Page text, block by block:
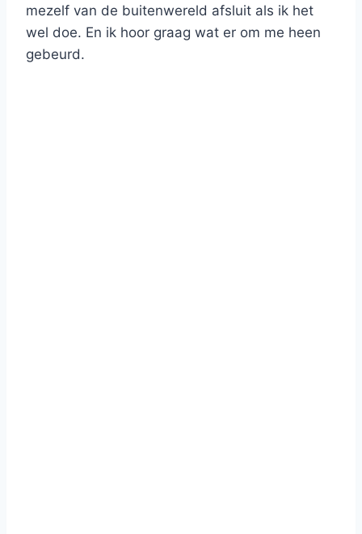
mezelf van de buitenwereld afsluit als ik het
wel doe. En ik hoor graag wat er om me heen
gebeurd.